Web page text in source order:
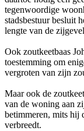
tegenwoordige
stadsbestuur besluit
lengte van de
Ook zoutkeetbaas
toestemming om
vergroten van zijn
Maar ook de
van de woning aan
betimmeren, mits hij
verbreedt.